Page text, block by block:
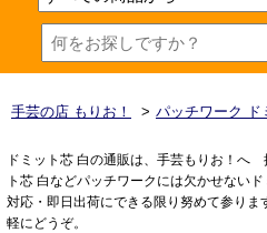
手芸の店 もりお！ > パッチワーク ド
ドミット芯 白の通販は、手芸もりお！へ
ト芯 白などパッチワークには欠かせない
対応・即日出荷にできる限り努めて参り
軽にどうぞ。